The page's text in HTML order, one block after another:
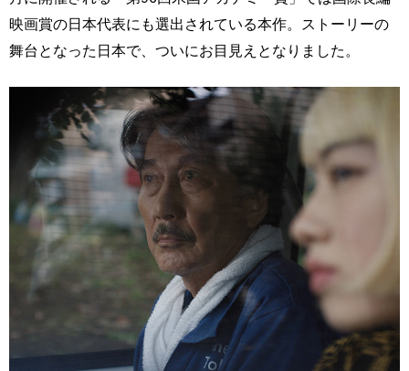
映画賞の⽇本代表にも選出されている本作。ストーリーの
舞台となった日本で、ついにお目見えとなりました。